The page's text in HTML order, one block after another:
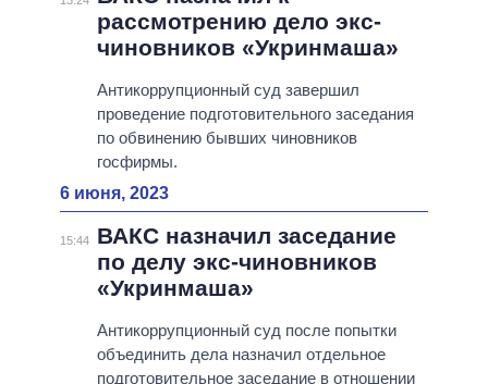
рассмотрению дело экс-
чиновников «Укринмаша»
Антикоррупционный суд завершил
проведение подготовительного заседания
по обвинению бывших чиновников
госфирмы.
6 июня, 2023
15:44
ВАКС назначил заседание
по делу экс-чиновников
«Укринмаша»
Антикоррупционный суд после попытки
объединить дела назначил отдельное
подготовительное заседание в отношении